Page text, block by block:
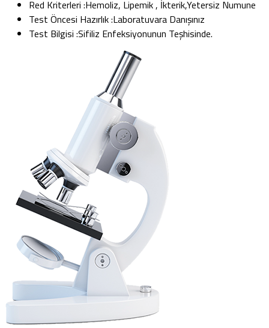
Red Kriterleri :Hemoliz, Lipemik , İkterik,Yetersiz Numune
Test Öncesi Hazırlık :Laboratuvara Danışınız
Test Bilgisi :Sifiliz Enfeksiyonunun Teşhisinde.